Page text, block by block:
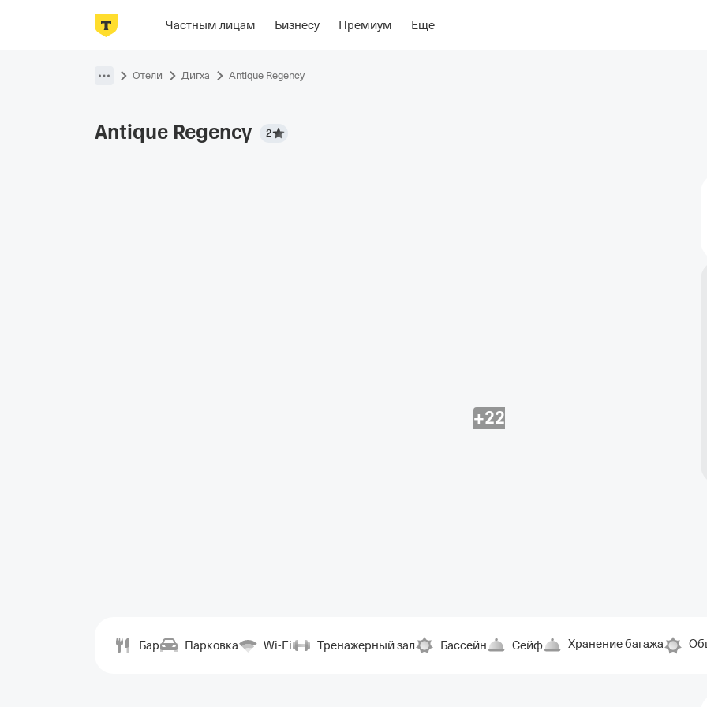
Частным лицам Бизнесу Премиум Еще
Фотографии НомераРасположениеОб отеле
Отели Дигха Antique Regency
Antique Regency 2
+22
Бар Парковка Wi-Fi Тренажерный зал Бассейн Сейф Хранение багажа